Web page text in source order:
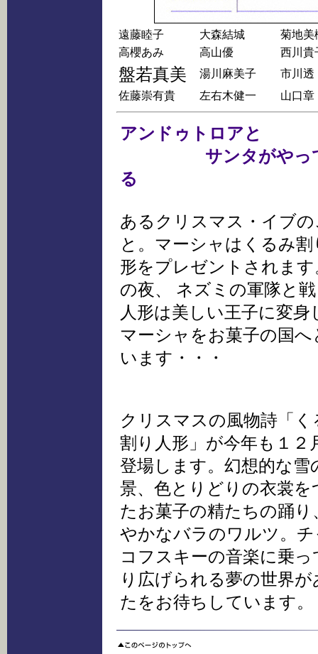
遠藤睦子 大森結城
菊地美
高櫻あみ
高山優 西川貴
盤若真美 湯川麻美子
市川透
佐藤崇有貴
左右木健一 山口章
アンドゥトロアと
サンタがやっ
る
あるクリスマス・イブ
と。マーシャはくるみ割
形をプレゼントされま
の夜、 ネズミの軍隊と
人形は美しい王子に変身
マーシャをお菓子の国へ
います・・・
クリスマスの風物詩「く
割り人形」が今年も１２
登場します。幻想的な雪
景、色とりどりの衣裳を
たお菓子の精たちの踊り
やかなバラのワルツ。
コフスキーの音楽に乗っ
り広げられる夢の世界が
たをお待ちしています。